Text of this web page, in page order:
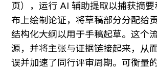
页），运行 AI 辅助提取以捕获摘
布上绘制论证，将草稿部分分配给
结构化大纲以用于手稿起草。这个
源，并将主张与证据链接起来，从
误并加速了同行评审周期。可衡量